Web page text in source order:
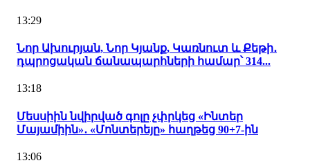
13:29
Նոր Ախուրյան, Նոր Կյանք, Կառնուտ և Քեթի․
դպրոցական ճանապարհների համար՝ 314...
13:18
Մեսսիին նվիրված գոլը չփրկեց «Ինտեր
Մայամիին»․ «Մոնտերեյը» հաղթեց 90+7-ին
13:06